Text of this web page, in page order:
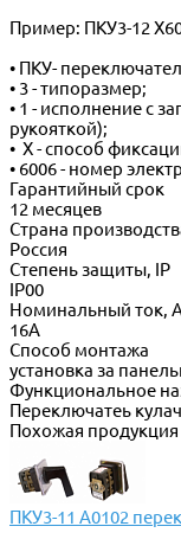
Пример: ПКУ3-12
• ПКУ-
• 3 - типоразмер;
• 1 - исполнение с
рукояткой);
• Х - способ
• 6006 - номер
Гарантийный срок
12 месяцев
Страна
Россия
Степень защиты, IP
IP00
Номинальный ток,
16А
Способ монтажа
установка за
Функциональное
Переключатеь
Похожая продукция
ПКУ3-11 А0102